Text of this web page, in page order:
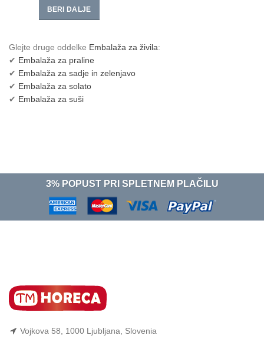
BERI DALJE
Glejte druge oddelke Embalaža za živila:
✔ Embalaža za praline
✔ Embalaža za sadje in zelenjavo
✔ Embalaža za solato
✔ Embalaža za suši
3% POPUST PRI SPLETNEM PLAČILU
Vojkova 58, 1000 Ljubljana, Slovenia